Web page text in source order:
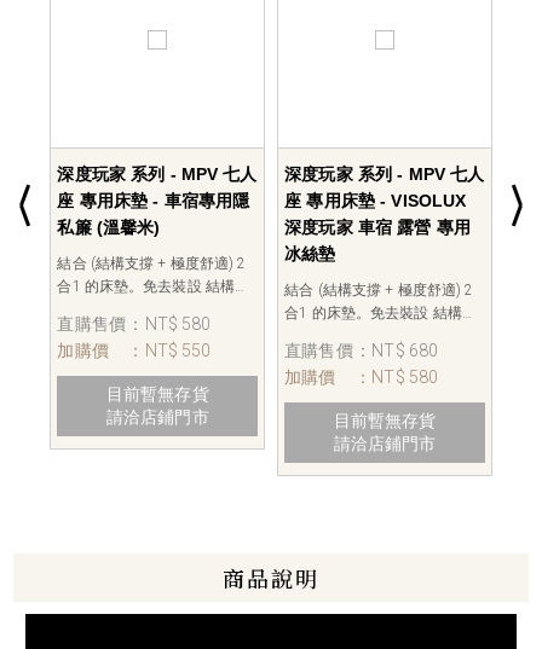
隱
深度玩家 系列 - MPV 七人
座 專用床墊 - VISOLUX
深度玩家 車宿 露營 專用
冰絲墊
結合 (結構支撐 + 極度舒適) 2
合1 的床墊。免去裝設 結構
架、免充放氣 及 帶木板或乳膠
墊 的麻煩，一張床墊搞定一
切。 收納時，第三排座椅依然
可以乘坐。鋪設後，特別保留
下床室內小客廳空間，為您的
上、下車安全把關 。
直購售價
：NT$ 680
加購價
：NT$ 580
目前暫無存貨
深度玩家 系列 - 專車設計
車宿室內燈 - TOYOTA
PREVIA (2000~2019) 車
宿專用 室內燈 (暖光)
本月前30名訂購，原手動開關
免費升級"無線遙控開關"。
車規格的室內燈。解決車宿時
燈源不一致、充電線凌亂的問
題。不僅美觀而且出行更方
便，省去整備燈源及事前先需
充電的問題。 VISOLUX為您點
起源自於心中最自然的光。
直購售價 ：NT$ 980
加購價
：NT$ 850
加入購物車
車
商品說明